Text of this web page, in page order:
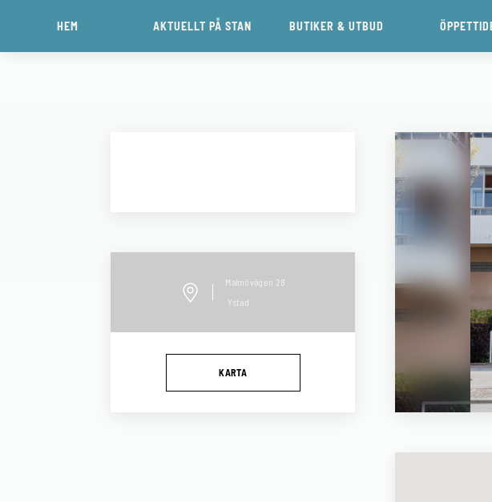
HEM AKTUELLT PÅ STAN BUTIKER & UTBUD
Malmövägen 28
Ystad
KARTA